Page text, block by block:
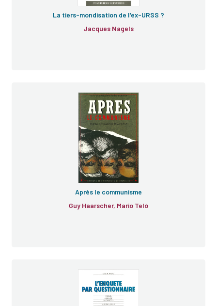
La tiers-mondisation de l'ex-URSS ?
Jacques Nagels
Après le communisme
Guy Haarscher, Mario Telò